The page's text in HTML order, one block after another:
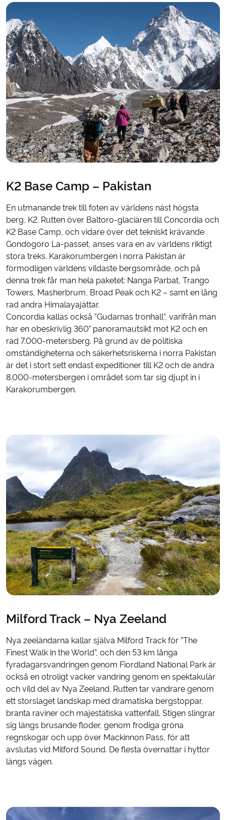
K2 Base Camp – Pakistan
En utmanande trek till foten av världens näst högsta
berg, K2. Rutten över Baltoro-glaciären till Concordia och
K2 Base Camp, och vidare över det tekniskt krävande
Gondogoro La-passet, anses vara en av världens riktigt
stora treks. Karakorumbergen i norra Pakistan är
förmodligen världens vildaste bergsområde, och på
denna trek får man hela paketet: Nanga Parbat, Trango
Towers, Masherbrum, Broad Peak och K2 – samt en lång
rad andra Himalayajättar.
Concordia kallas också ”Gudarnas tronhall”, varifrån man
har en obeskrivlig 360° panoramautsikt mot K2 och en
rad 7.000-metersberg. På grund av de politiska
omständigheterna och säkerhetsriskerna i norra Pakistan
är det i stort sett endast expeditioner till K2 och de andra
8.000-metersbergen i området som tar sig djupt in i
Karakorumbergen.
Milford Track – Nya Zeeland
Nya zeeländarna kallar själva Milford Track för ”The
Finest Walk in the World”, och den 53 km långa
fyradagarsvandringen genom Fiordland National Park är
också en otroligt vacker vandring genom en spektakulär
och vild del av Nya Zeeland. Rutten tar vandrare genom
ett storslaget landskap med dramatiska bergstoppar,
branta raviner och majestätiska vattenfall. Stigen slingrar
sig längs brusande floder, genom frodiga gröna
regnskogar och upp över Mackinnon Pass, för att
avslutas vid Milford Sound. De flesta övernattar i hyttor
längs vägen.